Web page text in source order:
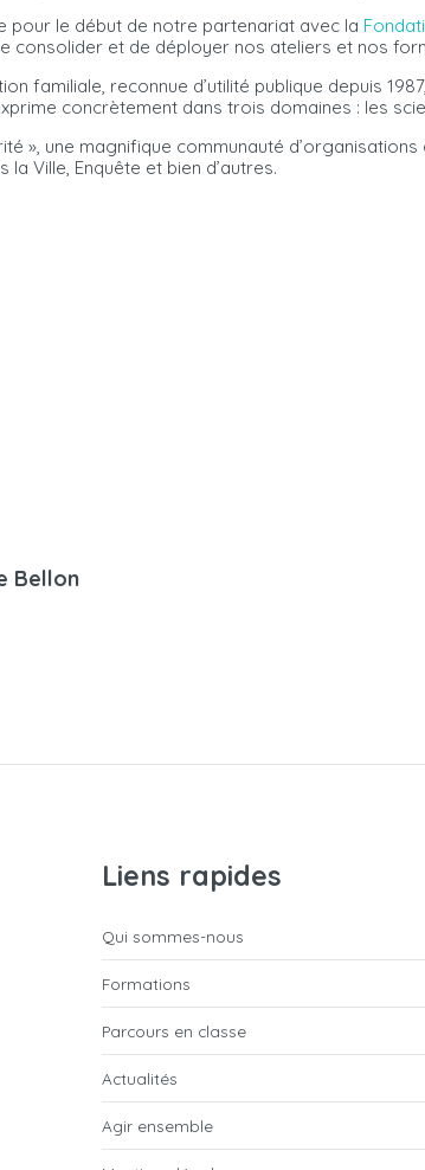
pour le début de notre partenariat avec la
consolider et de déployer nos ateliers et nos
familiale, reconnue d’utilité publique depuis
concrètement dans trois domaines : les
», une magnifique communauté
la Ville, Enquête et bien d’autres.
Bellon
Liens rapides
Qui sommes-nous
Formations
Parcours en classe
Actualités
Agir ensemble